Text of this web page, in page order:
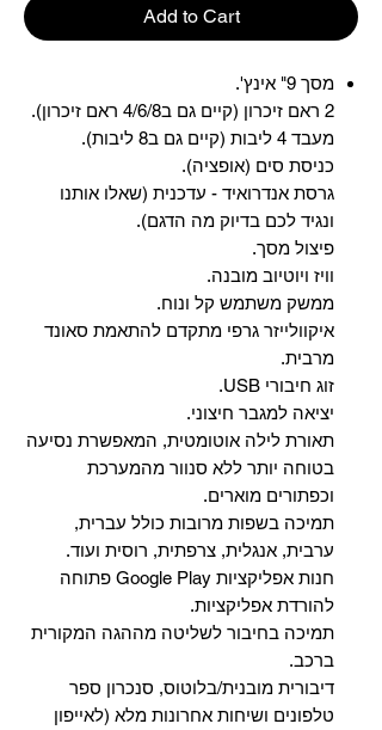
Add to Cart
מסך 9" אינץ'.
2 ראם זיכרון (קיים גם ב4/6/8 ראם זיכרון).
מעבד 4 ליבות (קיים גם ב8 ליבות).
כניסת סים (אופציה).
גרסת אנדרואיד - עדכנית (שאלו אותנו
ונגיד לכם בדיוק מה הדגם).
פיצול מסך.
וויז ויוטיוב מובנה.
ממשק משתמש קל ונוח.
איקוולייזר גרפי מתקדם להתאמת סאונד
מרבית.
זוג חיבורי USB.
יציאה למגבר חיצוני.
תאורת לילה אוטומטית, המאפשרת נסיעה
בטוחה יותר ללא סנוור מהמערכת
וכפתורים מוארים.
תמיכה בשפות מרובות כולל עברית,
ערבית, אנגלית, צרפתית, רוסית ועוד.
‏חנות אפליקציות Google Play פתוחה
להורדת אפליקציות.
‏תמיכה בחיבור לשליטה מההגה המקורית
ברכב.
‏דיבורית מובנית/בלוטוס, ‏סנכרון ספר
טלפונים ושיחות אחרונות מלא (לאייפון